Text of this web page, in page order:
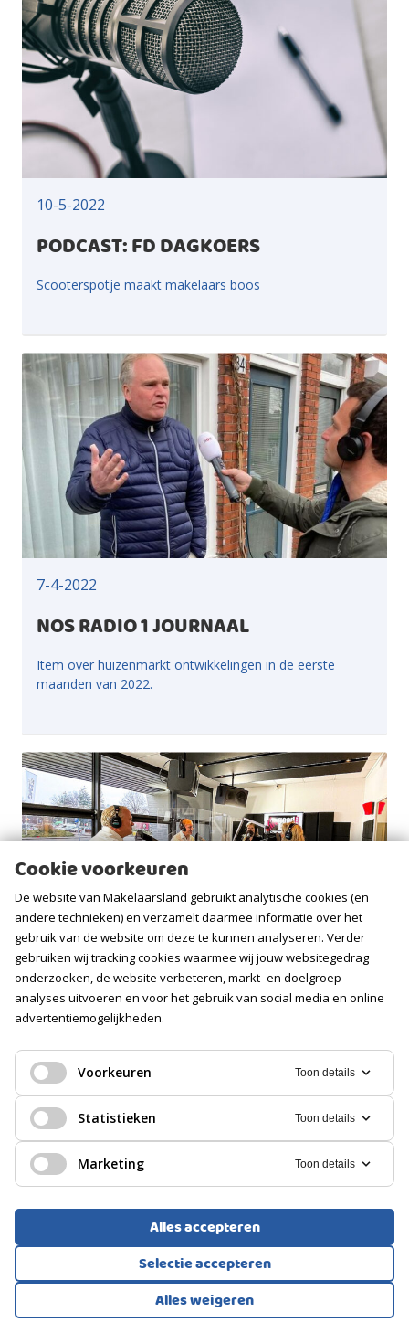
10-5-2022
PODCAST: FD DAGKOERS
Scooterspotje maakt makelaars boos
7-4-2022
NOS RADIO 1 JOURNAAL
Item over huizenmarkt ontwikkelingen in de eerste
maanden van 2022.
11-01-2022
PODCAST VAN EEN HUIS
Een goede professional is zijn geld waard
Cookie voorkeuren
De website van Makelaarsland gebruikt analytische cookies (en
andere technieken) en verzamelt daarmee informatie over het
gebruik van de website om deze te kunnen analyseren. Verder
gebruiken wij tracking cookies waarmee wij jouw websitegedrag
onderzoeken, de website verbeteren, markt- en doelgroep
analyses uitvoeren en voor het gebruik van social media en online
advertentiemogelijkheden.
Voorkeuren Toon details
Statistieken Toon details
Marketing Toon details
Alles accepteren
Selectie accepteren
Alles weigeren